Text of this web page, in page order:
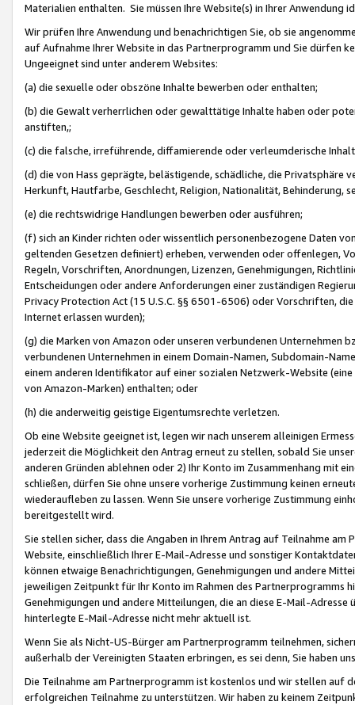
Materialien enthalten. Sie müssen Ihre Website(s) in Ihrer Anwendung
Wir prüfen Ihre Anwendung und benachrichtigen Sie, ob sie
auf Aufnahme Ihrer Website in das Partnerprogramm und Sie dürfen
Ungeeignet sind unter anderem Websites:
(a) die sexuelle oder obszöne Inhalte bewerben oder enthalten;
(b) die Gewalt verherrlichen oder gewalttätige Inhalte haben oder
anstiften,;
(c) die falsche, irreführende, diffamierende oder verleumderische
(d) die von Hass geprägte, belästigende, schädliche, die Privatsphäre
Herkunft, Hautfarbe, Geschlecht, Religion, Nationalität, Behinderung,
(e) die rechtswidrige Handlungen bewerben oder ausführen;
(f) sich an Kinder richten oder wissentlich personenbezogene Daten
geltenden Gesetzen definiert) erheben, verwenden oder offenlegen,
Regeln, Vorschriften, Anordnungen, Lizenzen, Genehmigungen,
Entscheidungen oder andere Anforderungen einer zuständigen
Privacy Protection Act (15 U.S.C. §§ 6501-6506) oder Vorschriften,
Internet erlassen wurden);
(g) die Marken von Amazon oder unseren verbundenen Unternehmen
verbundenen Unternehmen in einem Domain-Namen, Subdomain-
einem anderen Identifikator auf einer sozialen Netzwerk-Website
von Amazon-Marken) enthalten; oder
(h) die anderweitig geistige Eigentumsrechte verletzen.
Ob eine Website geeignet ist, legen wir nach unserem alleinigen
jederzeit die Möglichkeit den Antrag erneut zu stellen, sobald Sie
anderen Gründen ablehnen oder 2) Ihr Konto im Zusammenhang mit
schließen, dürfen Sie ohne unsere vorherige Zustimmung keinen
wiederaufleben zu lassen. Wenn Sie unsere vorherige Zustimmung
bereitgestellt wird.
Sie stellen sicher, dass die Angaben in Ihrem Antrag auf Teilnahme
Website, einschließlich Ihrer E-Mail-Adresse und sonstiger
können etwaige Benachrichtigungen, Genehmigungen und andere
jeweiligen Zeitpunkt für Ihr Konto im Rahmen des Partnerprogramms
Genehmigungen und andere Mitteilungen, die an diese E-Mail-
hinterlegte E-Mail-Adresse nicht mehr aktuell ist.
Wenn Sie als Nicht-US-Bürger am Partnerprogramm teilnehmen,
außerhalb der Vereinigten Staaten erbringen, es sei denn, Sie haben
Die Teilnahme am Partnerprogramm ist kostenlos und wir stellen auf
erfolgreichen Teilnahme zu unterstützen. Wir haben zu keinem